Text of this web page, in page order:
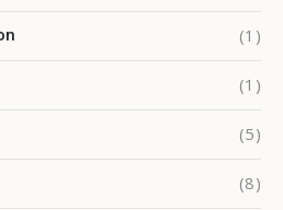
(1)
(1)
(5)
(8)